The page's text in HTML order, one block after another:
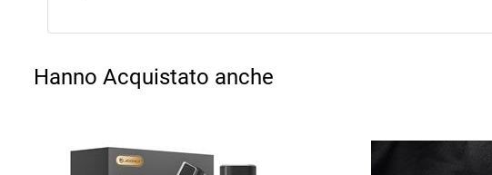
Hanno Acquistato anche